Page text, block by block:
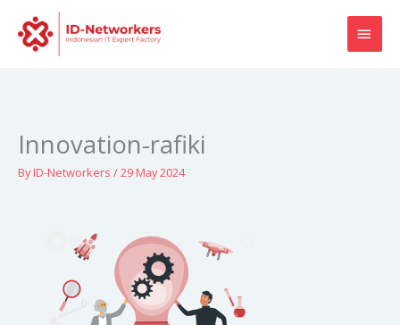
content
Innovation-rafiki
ByID-Networkers /29 May 2024